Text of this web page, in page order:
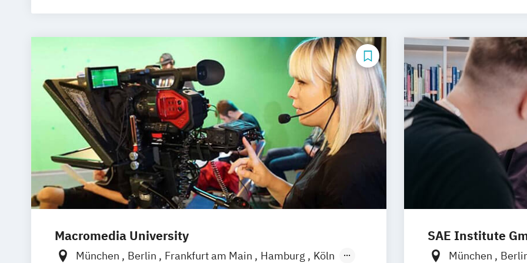
Macromedia University
München Berlin Frankfurt am Main Hamburg
Köln
SAE Institute
München